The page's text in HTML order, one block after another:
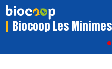
Biocoop Les Minimes